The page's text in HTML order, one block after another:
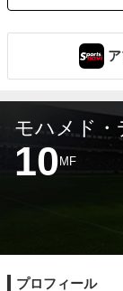
モハメド
10 MF
プロフィール